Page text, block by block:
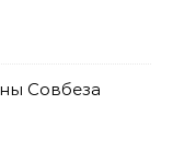
Совбеза